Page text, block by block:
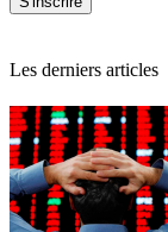
Les derniers articles